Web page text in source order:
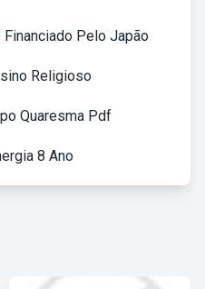
Pelo Japão
Religioso
Quaresma Pdf
8 Ano